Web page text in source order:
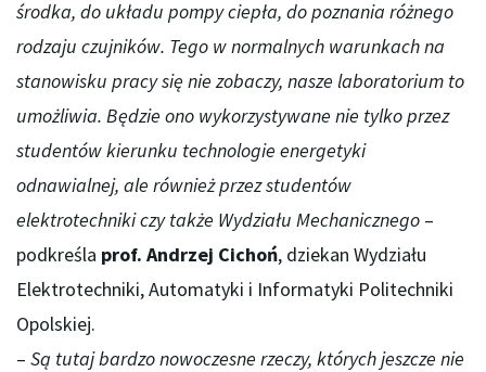
środka, do układu pompy ciepła, do poznania różnego
rodzaju czujników. Tego w normalnych warunkach na
stanowisku pracy się nie zobaczy, nasze laboratorium to
umożliwia. Będzie ono wykorzystywane nie tylko przez
studentów kierunku technologie energetyki
odnawialnej, ale również przez studentów
elektrotechniki czy także Wydziału Mechanicznego –
podkreśla prof. Andrzej Cichoń, dziekan Wydziału
Elektrotechniki, Automatyki i Informatyki Politechniki
Opolskiej.
– Są tutaj bardzo nowoczesne rzeczy, których jeszcze nie